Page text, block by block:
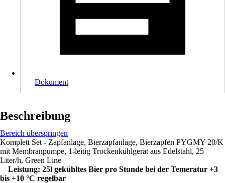
Dokument
Beschreibung
Bereich überspringen
Komplett Set - Zapfanlage, Bierzapfanlage, Bierzapfen PYGMY 20/K
mit Membranpumpe, 1-leitig Trockenkühlgerät aus Edelstahl, 25
Liter/h, Green Line
Leistung: 25l gekühltes Bier pro Stunde bei der Temeratur +3
bis +10 °C regelbar